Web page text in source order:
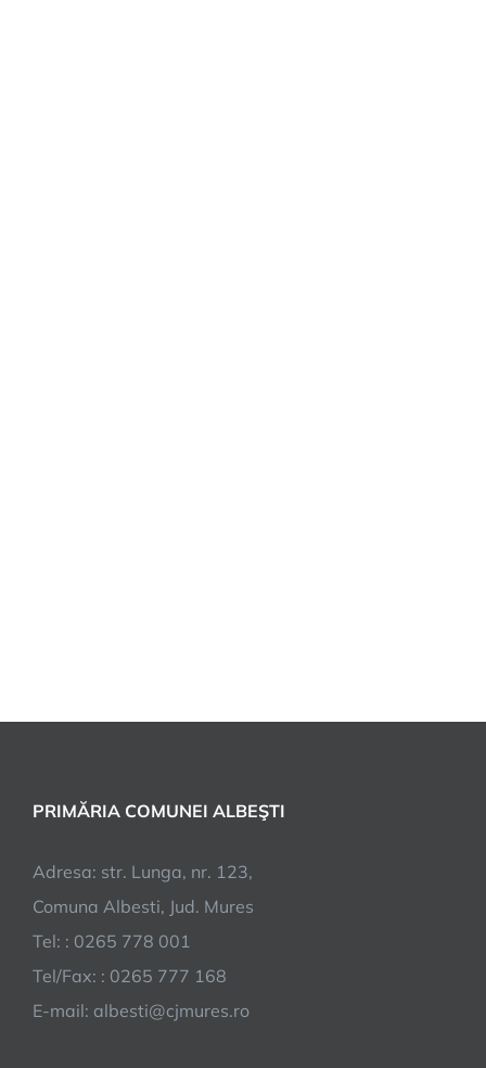
PRIMĂRIA COMUNEI ALBEŞTI
Adresa: str. Lunga, nr. 123,
Comuna Albesti, Jud. Mures
Tel: : 0265 778 001
Tel/Fax: : 0265 777 168
E-mail: albesti@cjmures.ro